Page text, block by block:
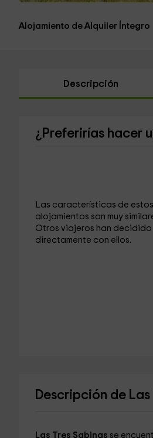
Alojamiento de Alquiler Íntegro
Descripción
¿Preferirías hacer
Las características de estos
alojamientos son muy
Otros viajeros han decidido
directamente con ellos.
Descripción de Las
Las Tres Sabinas se